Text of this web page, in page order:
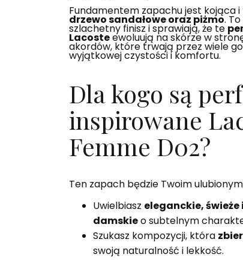
Fundamentem zapachu jest kojąca i
drzewo sandałowe oraz piżmo.
szlachetny finisz i sprawiają, że te
Lacosteewoluują na skórze w
akordów, które trwają przez wiele
wyjątkowej czystości i komfortu.
Dla kogo są
inspirowane
Femme D02?
Ten zapach będzie Twoim
Uwielbiasz eleganckie,
damskieo subtelnym
Szukasz kompozycji, która
swoją naturalność i lekkość.